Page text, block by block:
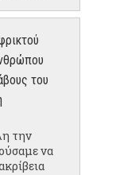
του
την
να